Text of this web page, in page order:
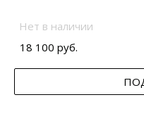
Нет в наличии
18 100 руб.